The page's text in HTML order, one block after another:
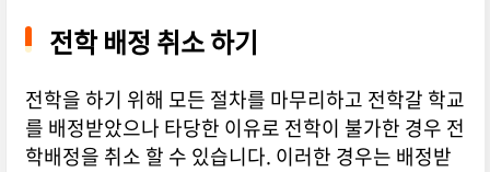
전학 배정 취소 하기
전학을 하기 위해 모든 절차를 마무리하고 전학갈 학교
를 배정받았으나 타당한 이유로 전학이 불가한 경우 전
학배정을 취소 할 수 있습니다. 이러한 경우는 배정받